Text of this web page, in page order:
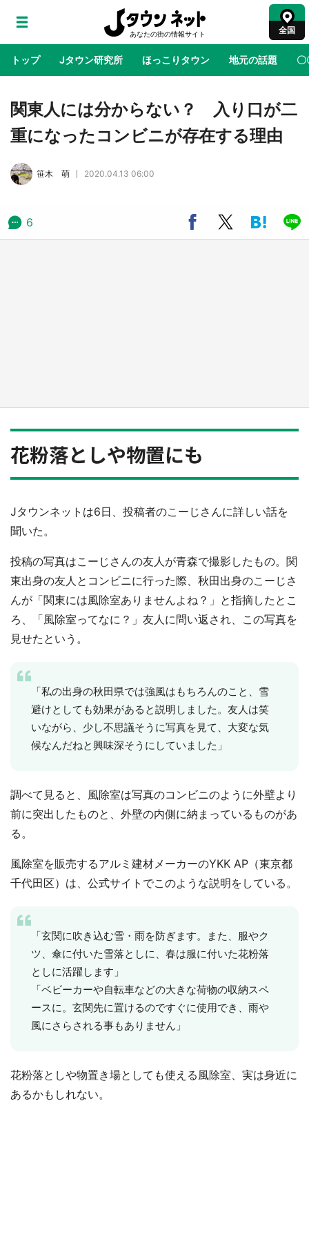
全国
トップ Jタウン研究所 ほっこりタウン 地元の話題 〇
地域×二次元 絶景 あの時はありがとう 物語がはじ
公式プロモ動画で「聖地」が生産されてます
『薬屋のひとりごと』の〝舞〟の世界に入り込
む 六本木ヒルズ展望台でコラボ、本邦初公開
関東人には分からない？ 入り口が二
重になったコンビニが存在する理由
笹木 萌 2020.04.13 06:00
6
花粉落としや物置にも
Jタウンネットは6日、投稿者のこーじさんに詳しい話を
聞いた。
投稿の写真はこーじさんの友人が青森で撮影したもの。関
東出身の友人とコンビニに行った際、秋田出身のこーじさ
んが「関東には風除室ありませんよね？」と指摘したとこ
ろ、「風除室ってなに？」友人に問い返され、この写真を
見せたという。
「私の出身の秋田県では強風はもちろんのこと、雪
避けとしても効果があると説明しました。友人は笑
いながら、少し不思議そうに写真を見て、大変な気
候なんだねと興味深そうにしていました」
調べて見ると、風除室は写真のコンビニのように外壁より
前に突出したものと、外壁の内側に納まっているものがあ
る。
風除室を販売するアルミ建材メーカーのYKK AP（東京都
千代田区）は、公式サイトでこのような説明をしている。
「玄関に吹き込む雪・雨を防ぎます。また、服やク
ツ、傘に付いた雪落としに、春は服に付いた花粉落
としに活躍します」
「ベビーカーや自転車などの大きな荷物の収納スペ
ースに。玄関先に置けるのですぐに使用でき、雨や
風にさらされる事もありません」
花粉落としや物置き場としても使える風除室、実は身近に
あるかもしれない。